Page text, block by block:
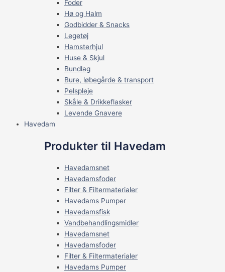
Foder
Hø og Halm
Godbidder & Snacks
Legetøj
Hamsterhjul
Huse & Skjul
Bundlag
Bure, løbegårde & transport
Pelspleje
Skåle & Drikkeflasker
Levende Gnavere
Havedam
Produkter til Havedam
Havedamsnet
Havedamsfoder
Filter & Filtermaterialer
Havedams Pumper
Havedamsfisk
Vandbehandlingsmidler
Havedamsnet
Havedamsfoder
Filter & Filtermaterialer
Havedams Pumper